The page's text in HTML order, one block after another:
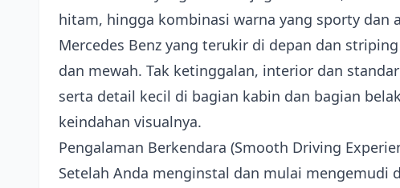
hitam, hingga kombinasi warna yang sporty dan
Mercedes Benz yang terukir di depan dan
dan mewah. Tak ketinggalan, interior dan
serta detail kecil di bagian kabin dan bagian
keindahan visualnya.
Pengalaman Berkendara (Smooth Driving
Setelah Anda menginstal dan mulai mengemudi